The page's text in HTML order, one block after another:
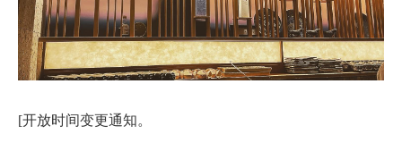
[开放时间变更通知。